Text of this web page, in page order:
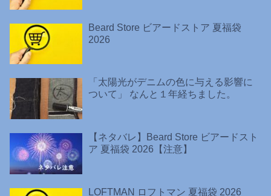
Beard Store ビアードストア 夏福袋
2026
「太陽光がデニムの色に与える影響に
ついて」 なんと１年経ちました。
【ネタバレ】Beard Store ビアードスト
ア 夏福袋 2026【注意】
LOFTMAN ロフトマン 夏福袋 2026